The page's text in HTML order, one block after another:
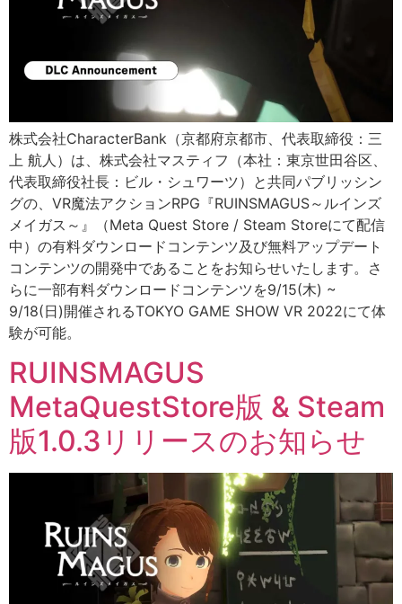
株式会社CharacterBank（京都府京都市、代表取締役：三
上 航人）は、株式会社マスティフ（本社：東京世田谷区、
代表取締役社長：ビル・シュワーツ）と共同パブリッシン
グの、VR魔法アクションRPG『RUINSMAGUS～ルインズ
メイガス～』（Meta Quest Store / Steam Storeにて配信
中）の有料ダウンロードコンテンツ及び無料アップデート
コンテンツの開発中であることをお知らせいたします。さ
らに一部有料ダウンロードコンテンツを9/15(木) ~
9/18(日)開催されるTOKYO GAME SHOW VR 2022にて体
験が可能。
RUINSMAGUS
MetaQuestStore版 & Steam
版1.0.3リリースのお知らせ